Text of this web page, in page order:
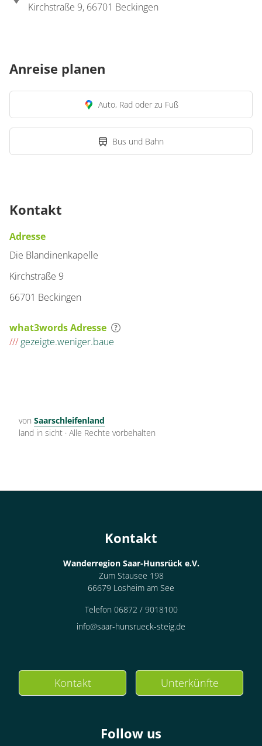
Kirchstraße 9, 66701 Beckingen
Anreise planen
Auto, Rad oder zu Fuß
Bus und Bahn
Kontakt
Adresse
Die Blandinenkapelle
Kirchstraße 9
66701 Beckingen
what3words Adresse
/// gezeigte.weniger.baue
von Saarschleifenland
land in sicht · Alle Rechte vorbehalten
Kontakt
Wanderregion Saar-Hunsrück e.V.
Zum Stausee 198
66679 Losheim am See
Telefon 06872 / 9018100
info@saar-hunsrueck-steig.de
Kontakt Unterkünfte
Follow us